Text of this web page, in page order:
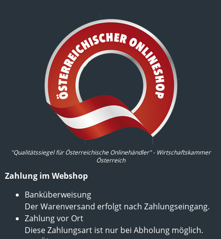
"Qualitätssiegel für Österreichische Onlinehändler" - Wirtschaftskammer
Österreich
Zahlung im Webshop
Banküberweisung
Der Warenversand erfolgt nach Zahlungseingang.
Zahlung vor Ort
Diese Zahlungsart ist nur bei Abholung möglich.